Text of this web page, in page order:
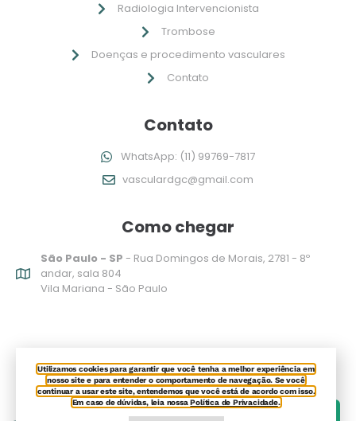
Radiologia Intervencionista
Trombose
Doenças e procedimento vasculares
Contato
Contato
WhatsApp: (11) 99769-7817
vasculardgc@gmail.com
Agendar Consulta
Como chegar
São Paulo - SP - Rua Domingos de Morais, 2781 - 8º
andar, sala 804
Vila Mariana - São Paulo
Utilizamos cookies para garantir que você tenha a melhor experiência em
nosso site e para entender o comportamento de navegação. Se você
continuar a usar este site, entendemos que você está de acordo com isso.
Em caso de dúvidas, leia nossaPolítica de Privacidade.